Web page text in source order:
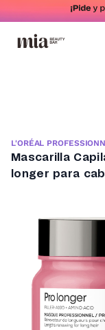
L'ORÉAL
Mascarilla
longer para